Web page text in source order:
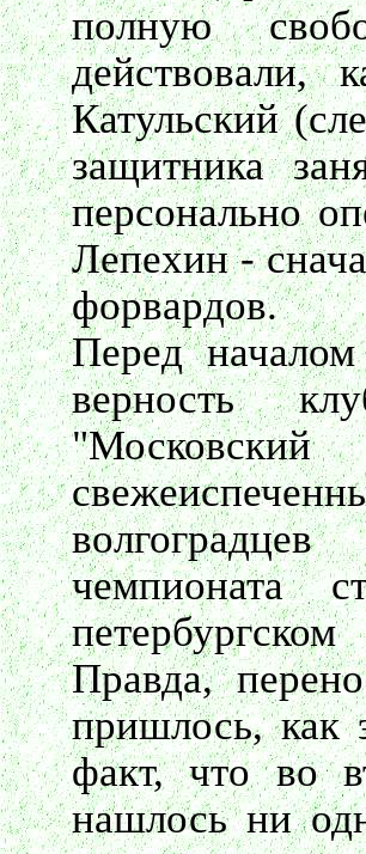
полную
действовали,
Катульский
защитника
персонально
Лепехин -
форвардов.
Перед
верность
чемпионата
Правда,
пришлось, как
факт, что во
нашлось ни